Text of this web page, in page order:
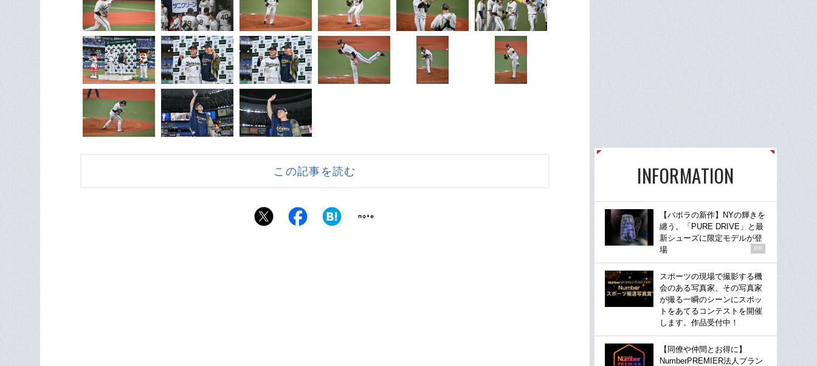
この記事を読む INFORMATION
【バボラの新作】NYの輝きを
纏う。「PURE DRIVE」と最
新シューズに限定モデルが登
場
PR
スポーツの現場で撮影する機
会のある写真家、その写真家
が撮る一瞬のシーンにスポッ
トをあてるコンテストを開催
します。作品受付中！
【同僚や仲間とお得に】
NumberPREMIER法人プラン